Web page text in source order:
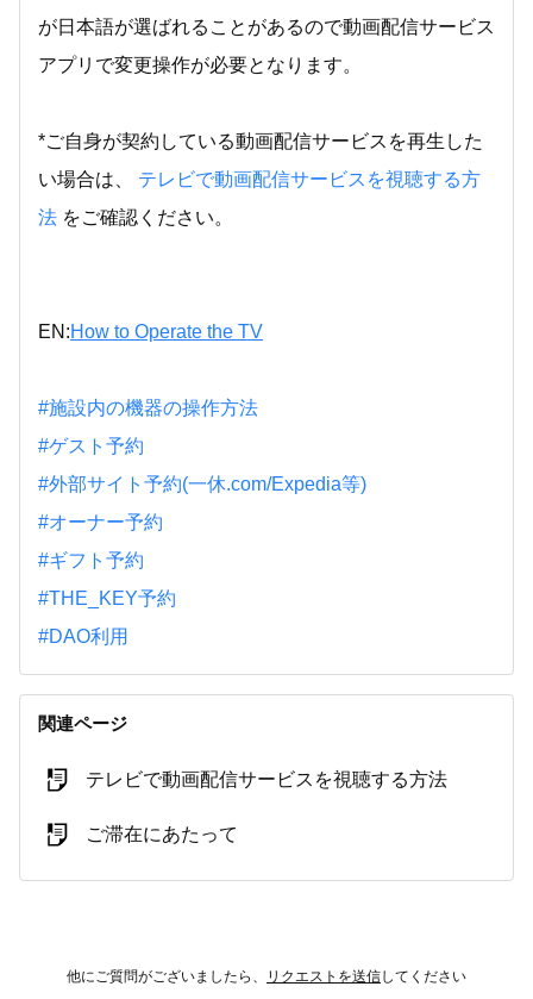
が日本語が選ばれることがあるので動画配信サービス
アプリで変更操作が必要となります。
*ご自身が契約している動画配信サービスを再生した
い場合は、 テレビで動画配信サービスを視聴する方
法 をご確認ください。
EN:How to Operate the TV
#施設内の機器の操作方法
#ゲスト予約
#外部サイト予約(一休.com/Expedia等)
#オーナー予約
#ギフト予約
#THE_KEY予約
#DAO利用
関連ページ
テレビで動画配信サービスを視聴する方法
ご滞在にあたって
他にご質問がございましたら、 リクエストを送信してください